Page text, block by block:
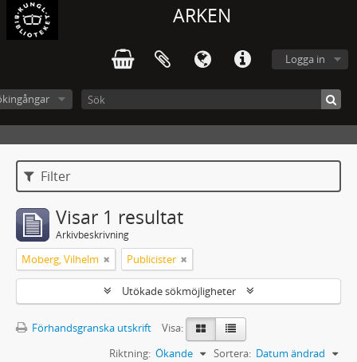
ARKEN
Logga in
Filter
Visar 1 resultat
Arkivbeskrivning
Moberg, Vilhelm Publicister
Utökade sökmöjligheter
Förhandsgranska utskrift
Visa:
Sortera: Datum ändrad
Riktning: Ökande